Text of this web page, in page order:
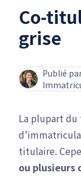
Co-
grise
Publié
La plupart
titulaire.
ou plusieurs